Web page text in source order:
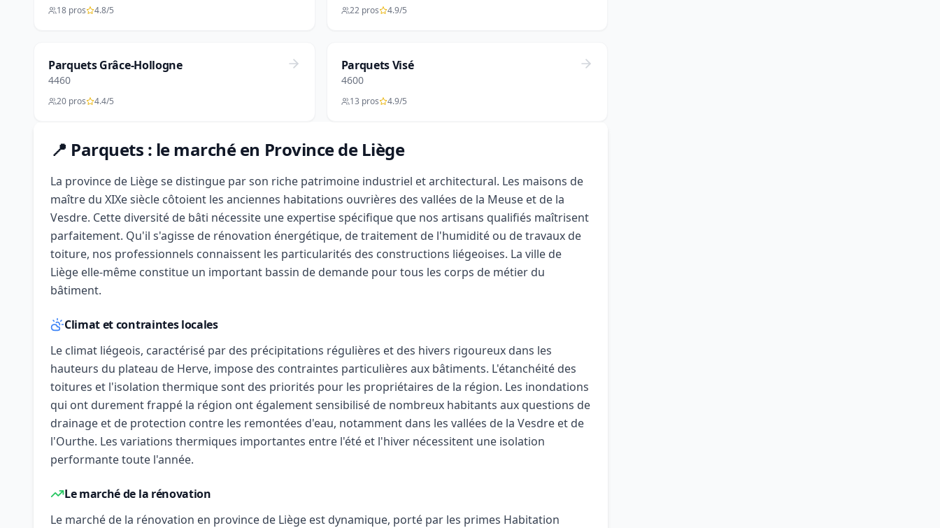
18 pros 4.8/5 22 pros 4.9/5
Parquets Grâce-Hollogne
4460
20 pros 4.4/5
Parquets Visé
4600
13 pros 4.9/5
📍 Parquets : le marché en Province de Liège
La province de Liège se distingue par son riche patrimoine industriel et architectural. Les maisons de
maître du XIXe siècle côtoient les anciennes habitations ouvrières des vallées de la Meuse et de la
Vesdre. Cette diversité de bâti nécessite une expertise spécifique que nos artisans qualifiés maîtrisent
parfaitement. Qu'il s'agisse de rénovation énergétique, de traitement de l'humidité ou de travaux de
toiture, nos professionnels connaissent les particularités des constructions liégeoises. La ville de
Liège elle-même constitue un important bassin de demande pour tous les corps de métier du
bâtiment.
Climat et contraintes locales
Le climat liégeois, caractérisé par des précipitations régulières et des hivers rigoureux dans les
hauteurs du plateau de Herve, impose des contraintes particulières aux bâtiments. L'étanchéité des
toitures et l'isolation thermique sont des priorités pour les propriétaires de la région. Les inondations
qui ont durement frappé la région ont également sensibilisé de nombreux habitants aux questions de
drainage et de protection contre les remontées d'eau, notamment dans les vallées de la Vesdre et de
l'Ourthe. Les variations thermiques importantes entre l'été et l'hiver nécessitent une isolation
performante toute l'année.
Le marché de la rénovation
Le marché de la rénovation en province de Liège est dynamique, porté par les primes Habitation